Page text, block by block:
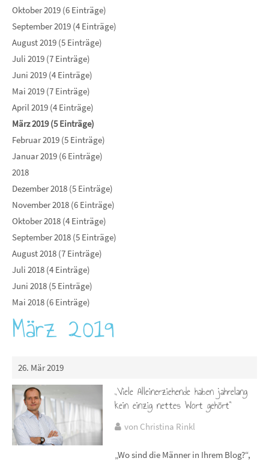
Oktober 2019 (6 Einträge)
September 2019 (4 Einträge)
August 2019 (5 Einträge)
Juli 2019 (7 Einträge)
Juni 2019 (4 Einträge)
Mai 2019 (7 Einträge)
April 2019 (4 Einträge)
März 2019 (5 Einträge)
Februar 2019 (5 Einträge)
Januar 2019 (6 Einträge)
2018
Dezember 2018 (5 Einträge)
November 2018 (6 Einträge)
Oktober 2018 (4 Einträge)
September 2018 (5 Einträge)
August 2018 (7 Einträge)
Juli 2018 (4 Einträge)
Juni 2018 (5 Einträge)
Mai 2018 (6 Einträge)
März 2019
26. Mär 2019
„Viele Alleinerziehende haben jahrelang
kein einzig nettes Wort gehört“
von Christina Rinkl
„Wo sind die Männer in Ihrem Blog?“,